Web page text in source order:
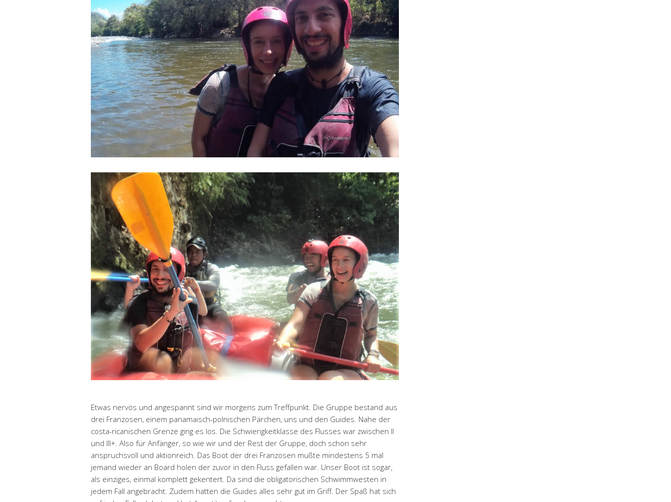
Etwas nervös und angespannt sind wir morgens zum Treffpunkt. Die Gruppe bestand aus
drei Franzosen, einem panamaisch-polnischen Pärchen, uns und den Guides. Nahe der
costa-ricanischen Grenze ging es los. Die Schwierigkeitklasse des Flusses war zwischen II
und III+. Also für Anfänger, so wie wir und der Rest der Gruppe, doch schon sehr
anspruchsvoll und aktionreich. Das Boot der drei Franzosen mußte mindestens 5 mal
jemand wieder an Board holen der zuvor in den Fluss gefallen war. Unser Boot ist sogar,
als einziges, einmal komplett gekentert. Da sind die obligatorischen Schwimmwesten in
jedem Fall angebracht. Zudem hatten die Guides alles sehr gut im Griff. Der Spaß hat sich